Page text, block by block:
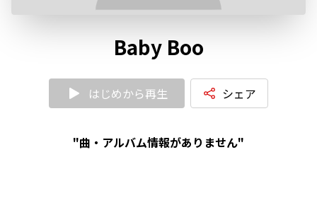
Baby Boo
はじめから再生 シェア
"曲・アルバム情報がありません"